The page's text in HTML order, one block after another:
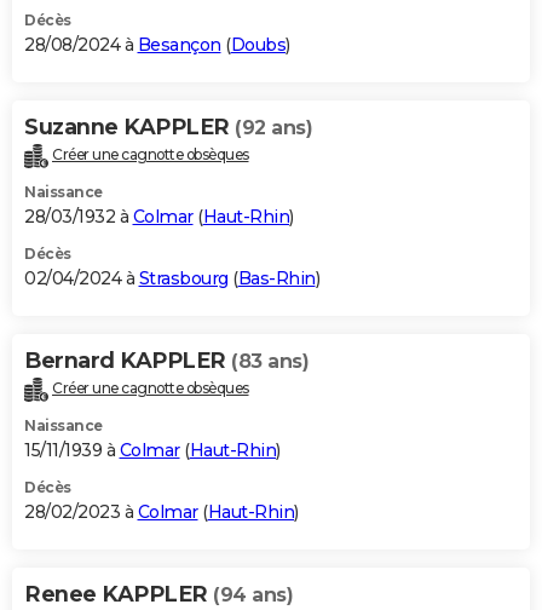
Décès
28/08/2024 à Besançon (Doubs)
Suzanne KAPPLER (92 ans)
Créer une cagnotte obsèques
Naissance
28/03/1932 à Colmar(Haut-Rhin)
Décès
02/04/2024 à Strasbourg (Bas-Rhin)
Bernard KAPPLER (83 ans)
Créer une cagnotte obsèques
Naissance
15/11/1939 à Colmar(Haut-Rhin)
Décès
28/02/2023 à Colmar(Haut-Rhin)
Renee KAPPLER (94 ans)